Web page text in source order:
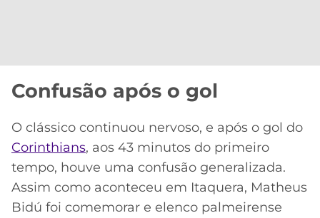
Confusão após o gol
O clássico continuou nervoso, e após o gol do
Corinthians, aos 43 minutos do primeiro
tempo, houve uma confusão generalizada.
Assim como aconteceu em Itaquera, Matheus
Bidú foi comemorar e elenco palmeirense